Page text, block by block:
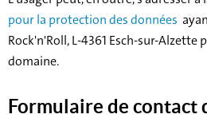
pour la protection des données
Rock'n'Roll, L-4361 Esch-sur-
domaine.
Formulaire de contact